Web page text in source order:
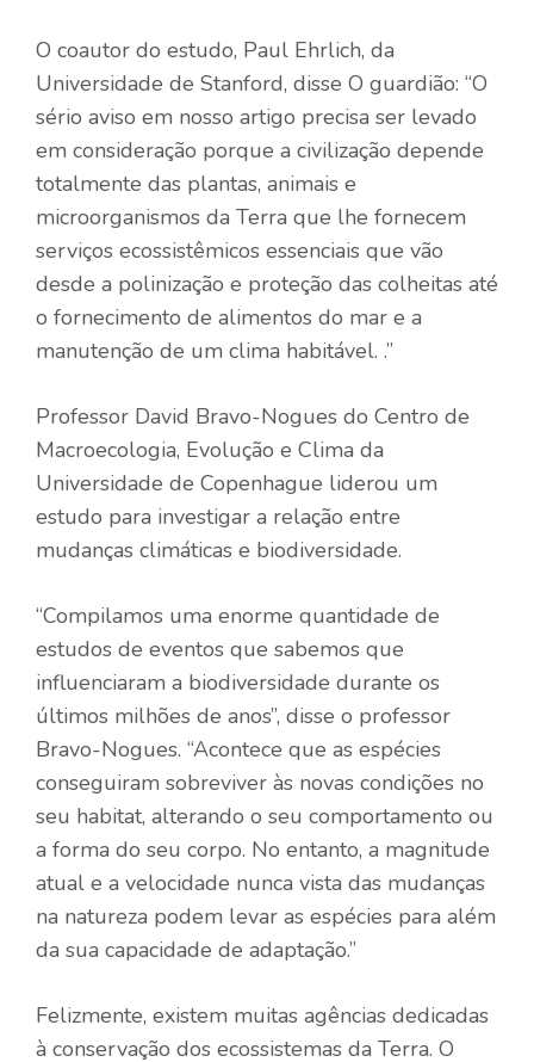
O coautor do estudo, Paul Ehrlich, da
Universidade de Stanford, disse O guardião: “O
sério aviso em nosso artigo precisa ser levado
em consideração porque a civilização depende
totalmente das plantas, animais e
microorganismos da Terra que lhe fornecem
serviços ecossistêmicos essenciais que vão
desde a polinização e proteção das colheitas até
o fornecimento de alimentos do mar e a
manutenção de um clima habitável. .”
Professor David Bravo-Nogues do Centro de
Macroecologia, Evolução e Clima da
Universidade de Copenhague liderou um
estudo para investigar a relação entre
mudanças climáticas e biodiversidade.
“Compilamos uma enorme quantidade de
estudos de eventos que sabemos que
influenciaram a biodiversidade durante os
últimos milhões de anos”, disse o professor
Bravo-Nogues. “Acontece que as espécies
conseguiram sobreviver às novas condições no
seu habitat, alterando o seu comportamento ou
a forma do seu corpo. No entanto, a magnitude
atual e a velocidade nunca vista das mudanças
na natureza podem levar as espécies para além
da sua capacidade de adaptação.”
Felizmente, existem muitas agências dedicadas
à conservação dos ecossistemas da Terra. O